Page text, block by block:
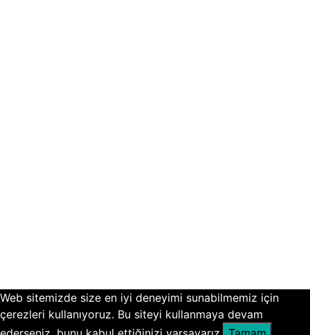
Web sitemizde size en iyi deneyimi sunabilmemiz için
çerezleri kullanıyoruz. Bu siteyi kullanmaya devam